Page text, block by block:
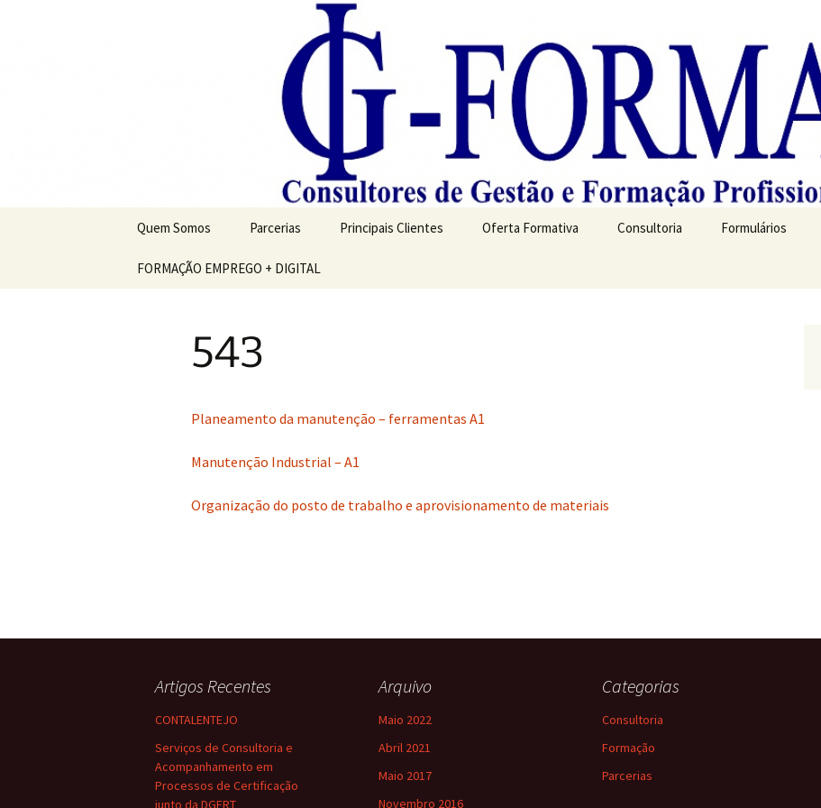
Quem Somos Parcerias Principais Clientes Oferta Formativa Consultoria Formulários
FORMAÇÃO EMPREGO + DIGITAL
543
Planeamento da manutenção – ferramentas A1
Manutenção Industrial – A1
Organização do posto de trabalho e aprovisionamento de materiais
Artigos Recentes
CONTALENTEJO
Serviços de Consultoria e
Acompanhamento em
Processos de Certificação
junto da DGERT
Arquivo
Maio 2022
Abril 2021
Maio 2017
Novembro 2016
Categorias
Consultoria
Formação
Parcerias